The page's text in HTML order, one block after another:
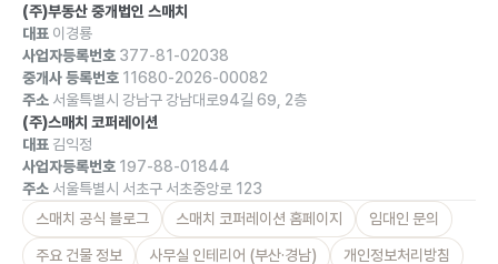
(주)부동산 중개법인 스매치
대표 이경룡
사업자등록번호 377-81-02038
중개사 등록번호 11680-2026-00082
주소 서울특별시 강남구 강남대로94길 69, 2층
(주)스매치 코퍼레이션
대표 김익정
사업자등록번호 197-88-01844
주소 서울특별시 서초구 서초중앙로 123
스매치 공식 블로그
스매치 코퍼레이션 홈페이지 임대인 문의
주요 건물 정보 사무실 인테리어 (부산·경남) 개인정보처리방침